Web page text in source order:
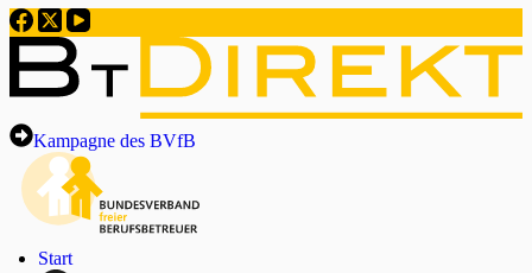
Kampagne des BVfB
Start